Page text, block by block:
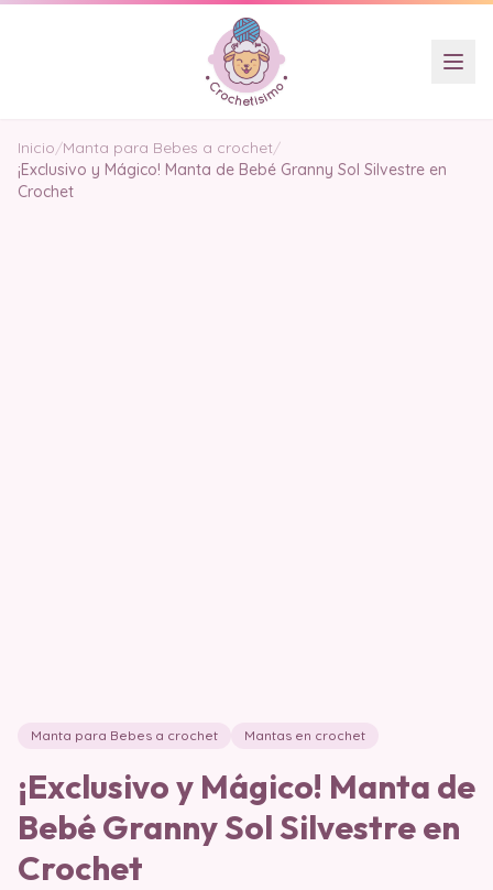
Inicio/Manta para Bebes a crochet/
¡Exclusivo y Mágico! Manta de Bebé Granny Sol Silvestre en
Crochet
Manta para Bebes a crochet Mantas en crochet
¡Exclusivo y Mágico! Manta de
Bebé Granny Sol Silvestre en
Crochet